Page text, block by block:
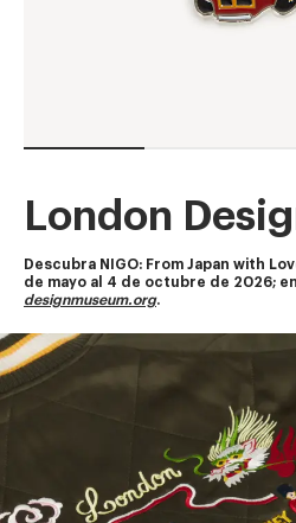
London
Descubra NIGO: From Japan with
designmuseum.org.